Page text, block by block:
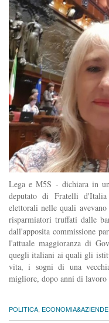
Lega e M5S - dichiara in
deputato di Fratelli
elettorali nelle quali
risparmiatori truffati dalle
dall'apposita commissione
l'attuale maggioranza di
quegli italiani ai quali gli
vita, i sogni di una
migliore, dopo anni di
POLITICA ECONOMIA&AZIENDE